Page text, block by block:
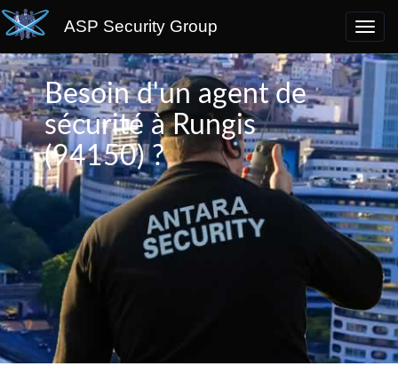
ASP Security Group
Besoin d'un agent de
sécurité à Rungis
(94150) ?